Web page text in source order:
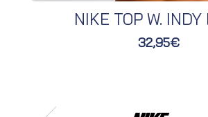
NIKE TOP W. INDY
32,95€